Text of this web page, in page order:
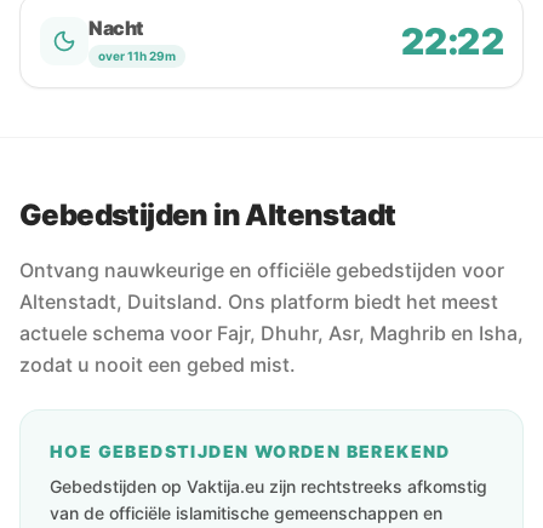
Nacht
over 11h 29m 22:22
Gebedstijden in Altenstadt
Ontvang nauwkeurige en officiële gebedstijden voor
Altenstadt, Duitsland. Ons platform biedt het meest
actuele schema voor Fajr, Dhuhr, Asr, Maghrib en Isha,
zodat u nooit een gebed mist.
HOE GEBEDSTIJDEN WORDEN BEREKEND
Gebedstijden op Vaktija.eu zijn rechtstreeks afkomstig
van de officiële islamitische gemeenschappen en